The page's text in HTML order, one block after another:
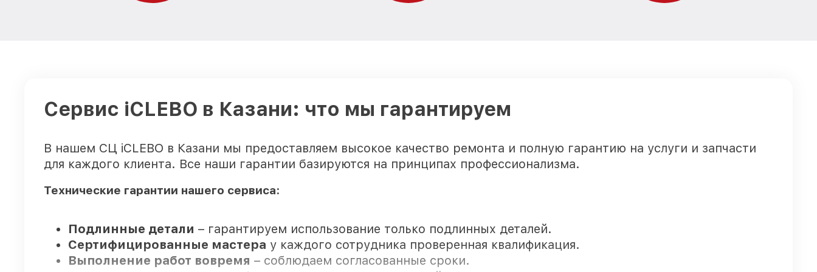
iCLEBO
iCLEBO
Замена датчиков управления, высоты,
Восстановление аккумулятора робота-
пылесоса iCLEBO
Сервис iCLEBO в Казани: что мы гарантируем
В нашем СЦ iCLEBO в Казани мы предоставляем высокое качество ремонта и полную гарантию на услуги и запчасти
для каждого клиента. Все наши гарантии базируются на принципах профессионализма.
Технические гарантии нашего сервиса:
Подлинные детали – гарантируем использование только подлинных деталей.
Сертифицированные мастера у каждого сотрудника проверенная квалификация.
Выполнение работ вовремя – соблюдаем согласованные сроки.